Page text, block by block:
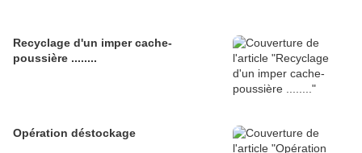
Recyclage d'un imper cache-
poussière ........
Opération déstockage